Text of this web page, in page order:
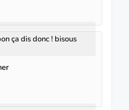
ça dis donc ! bisous